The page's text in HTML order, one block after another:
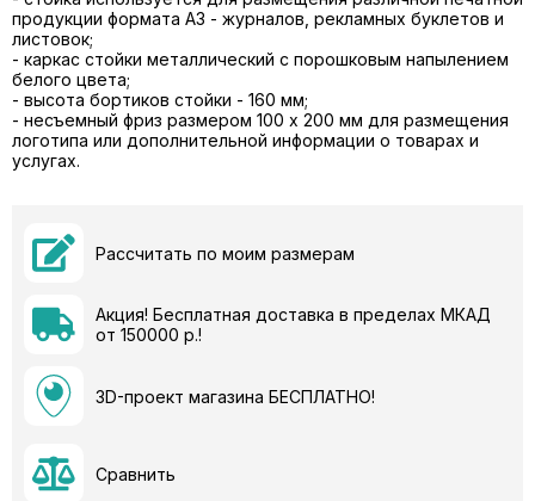
продукции формата А3 - журналов, рекламных буклетов и
листовок;
- каркас стойки металлический с порошковым напылением
белого цвета;
- высота бортиков стойки - 160 мм;
- несъемный фриз размером 100 х 200 мм для размещения
логотипа или дополнительной информации о товарах и
услугах.
Рассчитать по моим размерам
Акция! Бесплатная доставка в пределах МКАД
от 150000 р.!
3D-проект магазина БЕСПЛАТНО!
Сравнить